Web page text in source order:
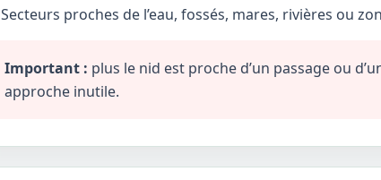
Secteurs proches de l’eau, fossés, mares, rivières ou
Important : plus le nid est proche d’un passage ou
approche inutile.